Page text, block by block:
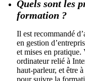
Quels sont les
formation ?
Il est recommandé
en gestion
et mises en pratique.
ordinateur relié à
haut-parleur, et être
pour suivre la